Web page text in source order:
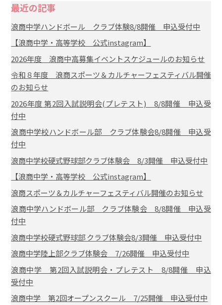
最近の記事
浪商中学ハンドボール クラブ体験8/8開催 申込受付中
【浪商中学・高等学校 公式instagram】
2026年度 浪商中高募集イベントスケジュールのお知らせ
令和８年度 浪商スポーツ＆カルチャーフェスティバル開催
のお知らせ
2026年度 第2回入試説明会(プレテスト) 8/8開催 申込受
付中
浪商中学校ハンドボール部 クラブ体験会8/8開催 申込受
付中
浪商中学校硬式野球部クラブ体験会 8/3開催 申込受付中
【浪商中学・高等学校 公式instagram】
浪商スポーツ＆カルチャーフェスティバル開催のお知らせ
浪商中学ハンドボール部 クラブ体験会 8/8開催 申込受
付中
浪商中学校硬式野球部 クラブ体験会8/3開催 申込受付中
浪商中学陸上部クラブ体験会 7/26開催 申込受付中
浪商中学 第2回入試説明会・プレテスト 8/8開催 申込
受付中
浪商中学 第2回オープンスクール 7/25開催 申込受付中